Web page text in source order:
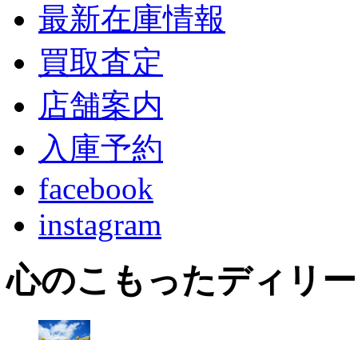
最新在庫情報
買取査定
店舗案内
入庫予約
facebook
instagram
心のこもったディリ